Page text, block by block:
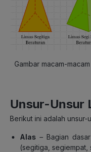
Gambar macam-
Unsur-Unsur
Berikut ini adalah unsur-
Alas – Bagian
(segitiga, segiempat,